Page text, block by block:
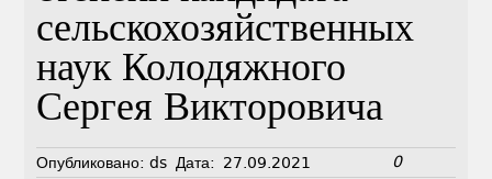
сельскохозяйственных
наук Колодяжного
Сергея Викторовича
Опубликовано: ds Дата: 27.09.2021 0